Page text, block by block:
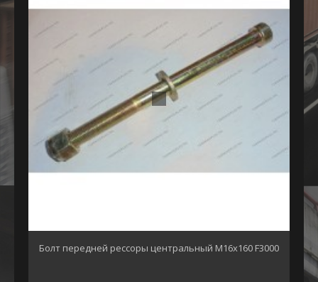
Болт передней рессоры центральный М16х160 F3000